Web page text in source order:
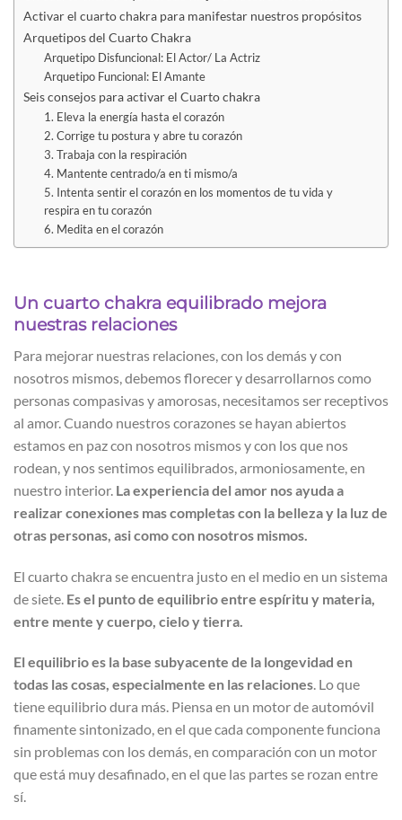
Activar el cuarto chakra para manifestar nuestros propósitos
Arquetipos del Cuarto Chakra
Arquetipo Disfuncional: El Actor/ La Actriz
Arquetipo Funcional: El Amante
Seis consejos para activar el Cuarto chakra
1. Eleva la energía hasta el corazón
2. Corrige tu postura y abre tu corazón
3. Trabaja con la respiración
4. Mantente centrado/a en ti mismo/a
5. Intenta sentir el corazón en los momentos de tu vida y
respira en tu corazón
6. Medita en el corazón
Un cuarto chakra equilibrado mejora
nuestras relaciones
Para mejorar nuestras relaciones, con los demás y con
nosotros mismos, debemos florecer y desarrollarnos como
personas compasivas y amorosas, necesitamos ser receptivos
al amor. Cuando nuestros corazones se hayan abiertos
estamos en paz con nosotros mismos y con los que nos
rodean, y nos sentimos equilibrados, armoniosamente, en
nuestro interior. La experiencia del amor nos ayuda a
realizar conexiones mas completas con la belleza y la luz de
otras personas, asi como con nosotros mismos.
El cuarto chakra se encuentra justo en el medio en un sistema
de siete. Es el punto de equilibrio entre espíritu y materia,
entre mente y cuerpo, cielo y tierra.
El equilibrio es la base subyacente de la longevidad en
todas las cosas, especialmente en las relaciones. Lo que
tiene equilibrio dura más. Piensa en un motor de automóvil
finamente sintonizado, en el que cada componente funciona
sin problemas con los demás, en comparación con un motor
que está muy desafinado, en el que las partes se rozan entre
sí.